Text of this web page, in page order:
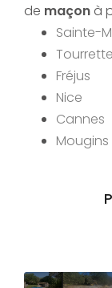
de maçon à
Sainte-
Fréjus
Nice
Cannes
Mougins